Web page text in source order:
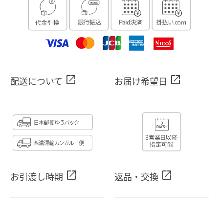
配送について open_in_new お届け希望日 open_in_new
お引渡し時期 open_in_new 返品・交換 open_in_new